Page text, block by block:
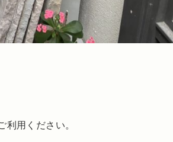
用ください。